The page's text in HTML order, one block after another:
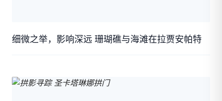
细微之举，影响深远 珊瑚礁与海滩在拉贾安帕特